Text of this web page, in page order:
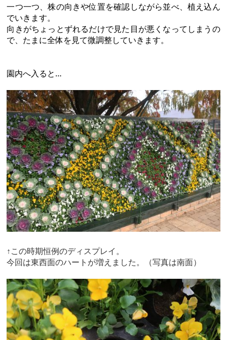
一つ一つ、株の向きや位置を確認しながら並べ、植え込ん
でいきます。
向きがちょっとずれるだけで見た目が悪くなってしまうの
で、たまに全体を見て微調整していきます。
園内へ入ると…
↑この時期恒例のディスプレイ。
今回は東西面のハートが増えました。（写真は南面）